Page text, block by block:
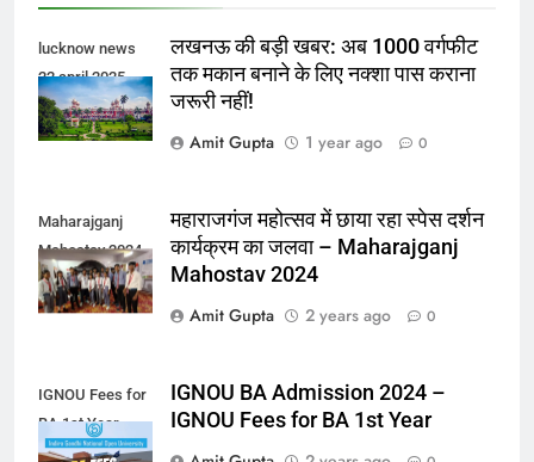
lucknow news
22 april 2025
लखनऊ की बड़ी खबर: अब 1000 वर्गफीट
तक मकान बनाने के लिए नक्शा पास कराना
जरूरी नहीं!
Amit Gupta
1 year ago 0
Maharajganj
Mahostav 2024
महाराजगंज महोत्सव में छाया रहा स्पेस दर्शन
कार्यक्रम का जलवा – Maharajganj
Mahostav 2024
Amit Gupta
2 years ago 0
IGNOU Fees for
BA 1st Year
IGNOU BA Admission 2024 –
IGNOU Fees for BA 1st Year